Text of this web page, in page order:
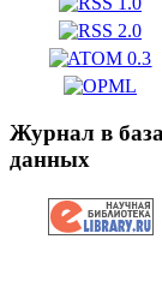
Журнал в
данных